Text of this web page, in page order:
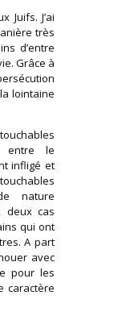
Juifs. J’ai
très
d’entre
Grâce à
lointaine
entre le
infligé et
nature
deux cas
qui ont
A part
avec
pour les
caractère